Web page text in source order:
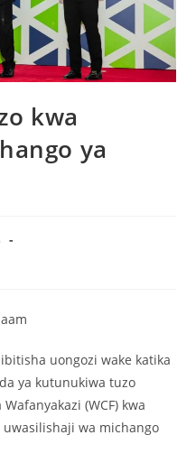
kwa
ya
uongozi wake katika
ya kutunukiwa tuzo
(WCF) kwa
wa michango